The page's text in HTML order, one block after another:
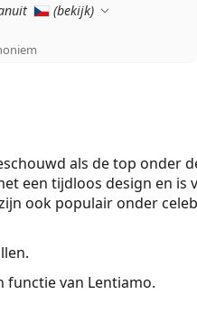
(bekijk)
als de top onder
een tijdloos design en is
ook populair onder
functie van Lentiamo.